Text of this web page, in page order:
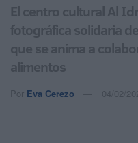
El centro cultural Al
fotográfica solidaria
que se anima a
alimentos
Por Eva Cerezo 04/02/